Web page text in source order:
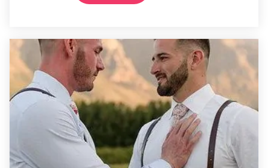
incontri transessuali sono stati creati...